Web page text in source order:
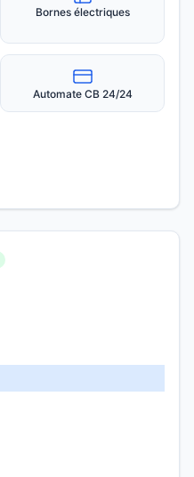
Bornes électriques
Automate CB 24/24